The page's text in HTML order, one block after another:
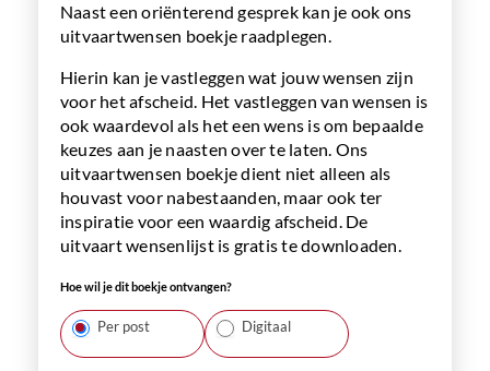
Naast een oriënterend gesprek kan je ook ons
uitvaartwensen boekje raadplegen.
Hierin kan je vastleggen wat jouw wensen zijn
voor het afscheid. Het vastleggen van wensen is
ook waardevol als het een wens is om bepaalde
keuzes aan je naasten over te laten. Ons
uitvaartwensen boekje dient niet alleen als
houvast voor nabestaanden, maar ook ter
inspiratie voor een waardig afscheid. De
uitvaart wensenlijst is gratis te downloaden.
Boekje
aanvragen
–
uitvaartwensen
Hoe wil je dit boekje ontvangen?
Per post Digitaal